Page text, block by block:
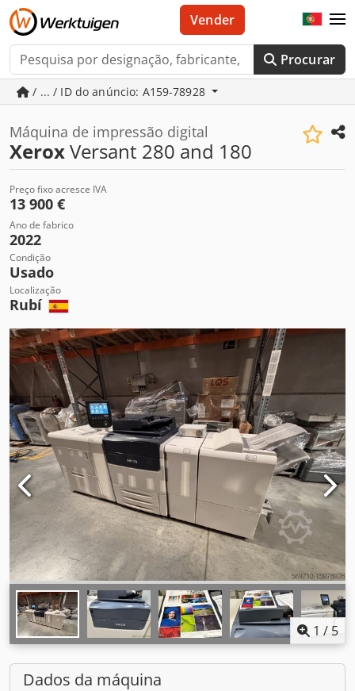
Procurar
Vender
/ ... / ID do anúncio: A159-78928
Máquina de impressão digital
XeroxVersant 280 and 180
Preço fixo acresce IVA
13 900 €
Ano de fabrico
2022
Condição
Usado
Localização
Rubí
1 / 5
Dados da máquina